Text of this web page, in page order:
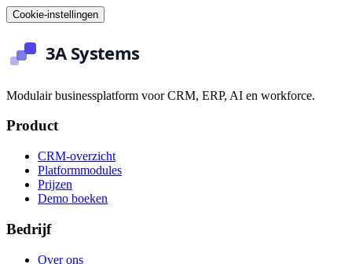
Cookie-instellingen
Modulair businessplatform voor CRM, ERP, AI en workforce.
Product
CRM-overzicht
Platformmodules
Prijzen
Demo boeken
Bedrijf
Over ons